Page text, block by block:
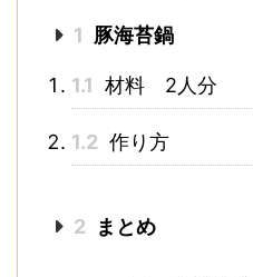
1 豚海苔鍋
1.1 材料 2人分
1.2 作り方
2 まとめ